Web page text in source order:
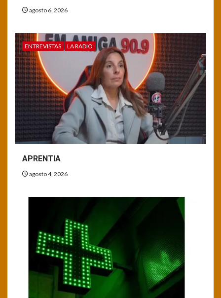
agosto 6, 2026
ENTREVISTAS LA RADIO
APRENTIA
agosto 4, 2026